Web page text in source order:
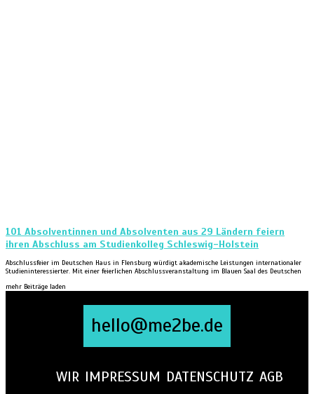
101 Absolventinnen und Absolventen aus 29 Ländern feiern
ihren Abschluss am Studienkolleg Schleswig-Holstein
Abschlussfeier im Deutschen Haus in Flensburg würdigt akademische Leistungen internationaler
Studieninteressierter. Mit einer feierlichen Abschlussveranstaltung im Blauen Saal des Deutschen
mehr Beiträge laden
hello@me2be.de
WIR IMPRESSUM DATENSCHUTZ AGB